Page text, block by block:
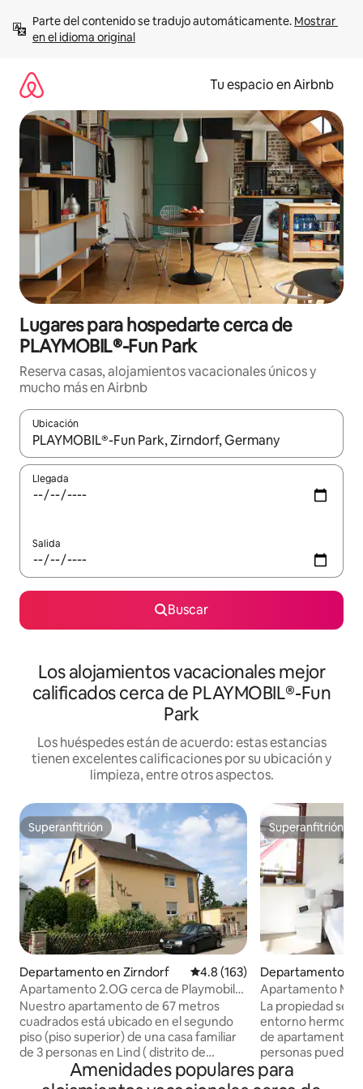
contenido
Parte del contenido se tradujo automáticamente. Mostrar
en el idioma original
Tu espacio en Airbnb
Lugares para hospedarte cerca de
PLAYMOBIL®-Fun Park
Reserva casas, alojamientos vacacionales únicos y
mucho más en Airbnb
Ubicación
Cuando los resultados estén disponibles, podrás navegar
Llegada
Salida
Buscar
Los alojamientos vacacionales mejor
calificados cerca de PLAYMOBIL®-Fun
Park
Los huéspedes están de acuerdo: estas estancias
tienen excelentes calificaciones por su ubicación y
limpieza, entre otros aspectos.
Superanfitrión
Superanfitrión
Departamento en Zirndorf Calificación promedio: 4.8 de
4.8 (163)
Apartamento 2.OG cerca de Playmobil
Funpark & Nbg. Fair
Nuestro apartamento de 67 metros
cuadrados está ubicado en el segundo
piso (piso superior) de una casa familiar
de 3 personas en Lind ( distrito de
Zirndorf ) y está totalmente equipado
con pisos laminados y muebles
Superanfitrión
Superanfitrión
Departamento en
ch
Apartamento
pero cerca de la
La propiedad se
entorno hermoso
de
personas
cómodamente de
la región
Amenidades populares para